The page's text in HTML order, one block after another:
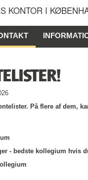
KONTOR I
På flere af dem,
- bedste kollegium hvis